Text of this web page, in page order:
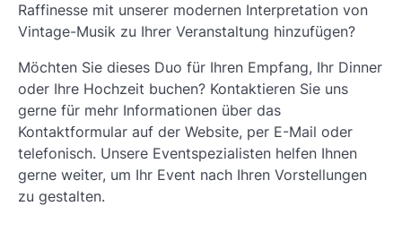
Raffinesse mit unserer modernen Interpretation von
Vintage-Musik zu Ihrer Veranstaltung hinzufügen?
Möchten Sie dieses Duo für Ihren Empfang, Ihr Dinner
oder Ihre Hochzeit buchen? Kontaktieren Sie uns
gerne für mehr Informationen über das
Kontaktformular auf der Website, per E-Mail oder
telefonisch. Unsere Eventspezialisten helfen Ihnen
gerne weiter, um Ihr Event nach Ihren Vorstellungen
zu gestalten.